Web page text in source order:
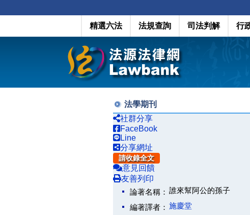
精選六法 法規查詢 司法判解 行
法學期刊
社群分享
FaceBook
Line
分享網址
請收錄全文
意見回饋
友善列印
論著名稱： 誰來幫阿公的孫子
編著譯者： 施慶堂